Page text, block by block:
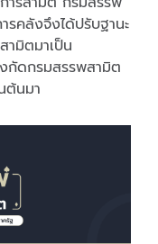
คลังจึงได้ปรับฐานะ
ามิตมาเป็น
กัดกรมสรรพสามิต
ต้นมา